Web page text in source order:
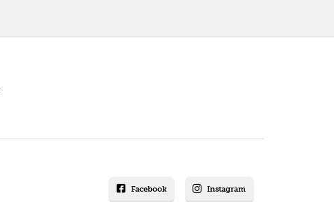
Facebook Instagram